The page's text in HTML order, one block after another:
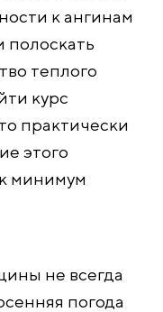
к ангинам
полоскать
теплого
курс
практически
этого
минимум
не всегда
погода